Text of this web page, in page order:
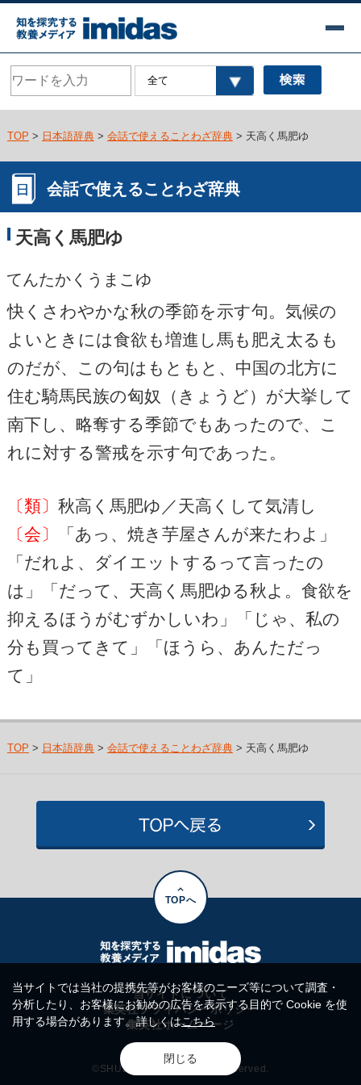
TOP > 日本語辞典> 会話で使えることわざ辞典> 天高く馬肥ゆ
会話で使えることわざ辞典
天高く馬肥ゆ
てんたかくうまこゆ
快くさわやかな秋の季節を示す句。気候の
よいときには食欲も増進し馬も肥え太るも
のだが、この句はもともと、中国の北方に
住む騎馬民族の匈奴（きょうど）が大挙して
南下し、略奪する季節でもあったので、こ
れに対する警戒を示す句であった。
〔類〕 秋高く馬肥ゆ／天高くして気清し
〔会〕
「あっ、焼き芋屋さんが来たわよ」
「だれよ、ダイエットするって言ったの
は」「だって、天高く馬肥ゆる秋よ。食欲を
抑えるほうがむずかしいわ」「じゃ、私の
分も買ってきて」「ほうら、あんただっ
て」
TOP > 日本語辞典> 会話で使えることわざ辞典> 天高く馬肥ゆ
TOPへ
当サイトについて
集英社プライバシーポリシー
集英社ホームページ
©SHUEISHA Inc. All rights reserved.
当サイトでは当社の提携先等がお客様のニーズ等について調査・
分析したり、お客様にお勧めの広告を表示する目的で Cookie を使
用する場合があります。詳しくはこちら
閉じる